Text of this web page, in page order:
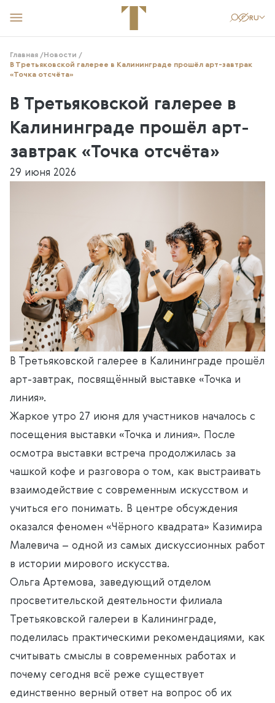
RU
КУПИТЬ БИЛЕТ
Выставки
Творческие мастерские
События
Образование
Новости
Поддержать музей
Главная /Новости /
В Третьяковской галерее в Калининграде прошёл арт-завтрак
«Точка отсчёта»
В Третьяковской галерее в
Калининграде прошёл арт-
завтрак «Точка отсчёта»
29 июня 2026
В Третьяковской галерее в Калининграде прошёл
арт-завтрак, посвящённый выставке «Точка и
линия».
Жаркое утро 27 июня для участников началось с
посещения выставки «Точка и линия». После
осмотра выставки встреча продолжилась за
чашкой кофе и разговора о том, как выстраивать
взаимодействие с современным искусством и
учиться его понимать. В центре обсуждения
оказался феномен «Чёрного квадрата» Казимира
Малевича – одной из самых дискуссионных работ
в истории мирового искусства.
Ольга Артемова, заведующий отделом
просветительской деятельности филиала
Третьяковской галереи в Калининграде,
поделилась практическими рекомендациями, как
считывать смыслы в современных работах и
почему сегодня всё реже существует
единственно верный ответ на вопрос об их